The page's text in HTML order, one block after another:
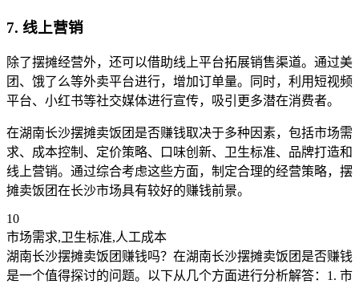
7. 线上营销
除了摆摊经营外，还可以借助线上平台拓展销售渠道。通过美
团、饿了么等外卖平台进行，增加订单量。同时，利用短视频
平台、小红书等社交媒体进行宣传，吸引更多潜在消费者。
在湖南长沙摆摊卖饭团是否赚钱取决于多种因素，包括市场需
求、成本控制、定价策略、口味创新、卫生标准、品牌打造和
线上营销。通过综合考虑这些方面，制定合理的经营策略，摆
摊卖饭团在长沙市场具有较好的赚钱前景。
10
市场需求,卫生标准,人工成本
湖南长沙摆摊卖饭团赚钱吗？在湖南长沙摆摊卖饭团是否赚钱
是一个值得探讨的问题。以下从几个方面进行分析解答：1. 市